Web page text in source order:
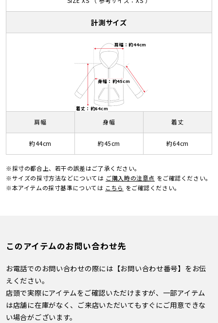
計測サイズ
肩幅：約44cm
身幅：約45cm
着丈：約64cm
肩幅
約44cm
身幅
約45cm
着丈
約64cm
※採寸の都合上、若干の誤差はご了承ください。
※サイズの採寸方法などについては ご購入時の注意点 をご確認ください。
※本アイテムの採寸基準については こちら をご確認ください。
このアイテムのお問い合わせ先
お電話でのお問い合わせの際には【お問い合わせ番号】をお伝
えください。
店頭で実際にアイテムをご確認いただけますが、一部アイテム
は店舗に在庫がなく、ご来店いただいてもすぐにご用意できな
い場合がございます。